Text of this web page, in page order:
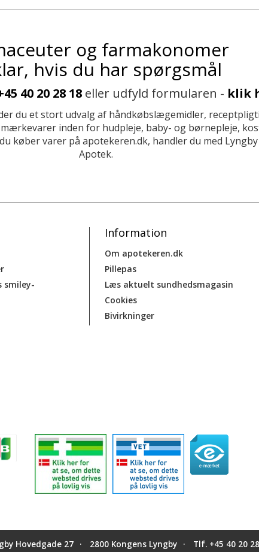
og farmakonomer
hvis du har spørgsmål
40 20 28 18 eller udfyld formularen - klik
du et stort udvalg af håndkøbslægemidler,
inden for hudpleje, baby- og børnepleje,
køber varer på apotekeren.dk, handler du med Lyngby
Apotek.
smiley-
Information
Om apotekeren.dk
Pillepas
Læs aktuelt sundhedsmagasin
Cookies
Bivirkninger
Hovedgade 27 2800 Kongens Lyngby Tlf. +45 40 20